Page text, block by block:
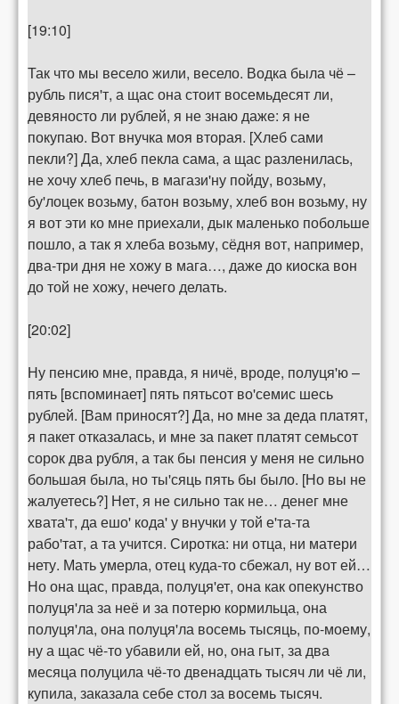
[19:10]
Так что мы весело жили, весело. Водка была чё –
рубль пися'т, а щас она стоит восемьдесят ли,
девяносто ли рублей, я не знаю даже: я не
покупаю. Вот внучка моя вторая. [Хлеб сами
пекли?] Да, хлеб пекла сама, а щас разленилась,
не хочу хлеб печь, в магази'ну пойду, возьму,
бу'лоцек возьму, батон возьму, хлеб вон возьму, ну
я вот эти ко мне приехали, дык маленько побольше
пошло, а так я хлеба возьму, сёдня вот, например,
два-три дня не хожу в мага…, даже до киоска вон
до той не хожу, нечего делать.
[20:02]
Ну пенсию мне, правда, я ничё, вроде, полуця'ю –
пять [вспоминает] пять пятьсот во'семис шесь
рублей. [Вам приносят?] Да, но мне за деда платят,
я пакет отказалась, и мне за пакет платят семьсот
сорок два рубля, а так бы пенсия у меня не сильно
большая была, но ты'сяць пять бы было. [Но вы не
жалуетесь?] Нет, я не сильно так не… денег мне
хвата'т, да ешо' кода' у внучки у той е'та-та
рабо'тат, а та учится. Сиротка: ни отца, ни матери
нету. Мать умерла, отец куда-то сбежал, ну вот ей…
Но она щас, правда, полуця'ет, она как опекунство
полуця'ла за неё и за потерю кормильца, она
полуця'ла, она полуця'ла восемь тысяць, по-моему,
ну а щас чё-то убавили ей, но, она гыт, за два
месяца полуцила чё-то двенадцать тысяч ли чё ли,
купила, заказала себе стол за восемь тысяч.